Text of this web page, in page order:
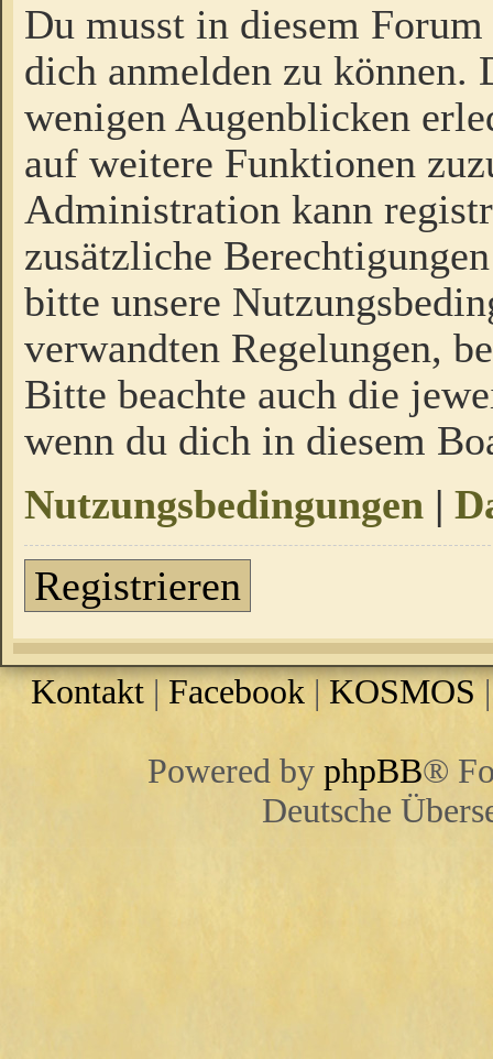
Du musst in diesem
dich anmelden zu
wenigen Augenblicken
auf weitere Funktionen
Administration kann
zusätzliche
bitte unsere
verwandten Regelungen,
Bitte beachte auch die
wenn du dich in diesem
Nutzungsbedingungen |
Registrieren
Kontakt | Facebook |KOSMOS
Powered by phpBB®
Deutsche